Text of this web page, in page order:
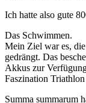
Ich hatte also gute
Das Schwimmen.
Mein Ziel war es,
gedrängt. Das
Akkus zur
Faszination
Summa summarum